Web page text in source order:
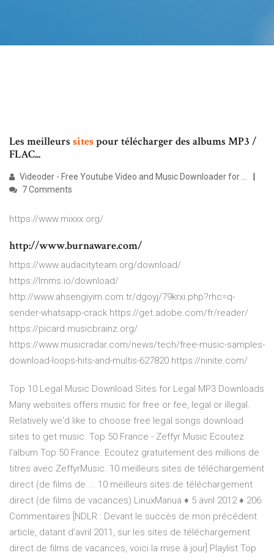
Les meilleurs sitespour télécharger des albums MP3 /
FLAC...
Videoder - Free Youtube Video and Music Downloader for ...
7 Comments
https://www.mixxx.org/
http://www.burnaware.com/
https://www.audacityteam.org/download/
https://lmms.io/download/
http://www.ahsengiyim.com.tr/dgoyj/79krxi.php?rhc=q-
sender-whatsapp-crack https://get.adobe.com/fr/reader/
https://picard.musicbrainz.org/
https://www.musicradar.com/news/tech/free-music-samples-
download-loops-hits-and-multis-627820 https://ninite.com/
Top 10 Legal Music Download Sites for Legal MP3 Downloads
Many websites offers music for free or fee, legal or illegal.
Relatively we'd like to choose free legal songs download
sites to get music. Top 50 France - Zeffyr Music Ecoutez
l'album Top 50 France. Ecoutez gratuitement des millions de
titres avec ZeffyrMusic. 10 meilleurs sites de téléchargement
direct (de films de ... 10 meilleurs sites de téléchargement
direct (de films de vacances) LinuxManua ♦ 5 avril 2012 ♦ 206
Commentaires [NDLR : Devant le succès de mon précédent
article, datant d’avril 2011, sur les sites de téléchargement
direct de films de vacances, voici la mise à jour] Playlist Top